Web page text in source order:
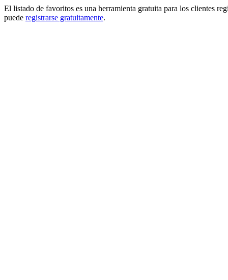
El listado de favoritos es una herramienta gratuita para los clientes
puede registrarse gratuitamente.